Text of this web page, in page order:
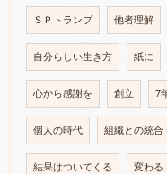
ＳＰトランプ 他者理解
自分らしい生き方 紙に
心から感謝を 創立 7
個人の時代 組織との統合
結果はついてくる 変わる